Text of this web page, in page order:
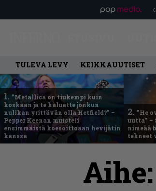
TULEVA LEVY KEIKKAUUTISET
1. ”Metallica on tiukempi kuin
koskaan ja te haluatte jonkun
nulikan yrittävän olla Hetfield?” –
Pepper Keenan muisteli
ensimmäistä koesoittoaan hevijätin
kanssa
2. ”He
uutta” –
nimeää
tehneet
Aihe: